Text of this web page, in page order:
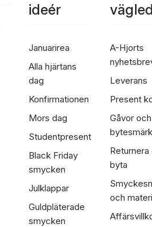
ideér
Januarirea
Alla hjärtans
dag
Konfirmationen
Mors dag
Studentpresent
Black Friday
smycken
Julklappar
Guldpläterade
smycken
A-Hjorts
Leverans
Present
Gåvor och
Returnera
byta
och